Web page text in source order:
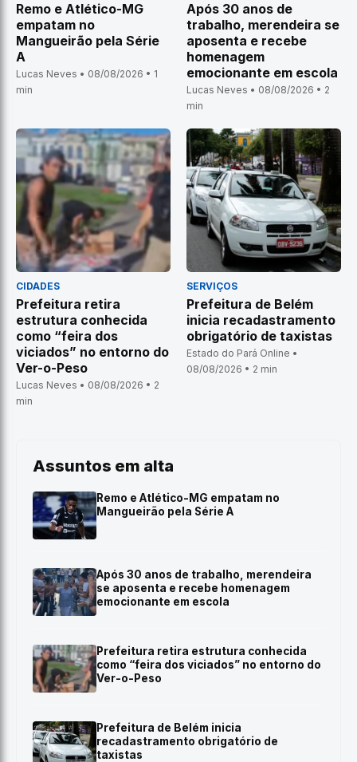
Remo e Atlético-MG
empatam no
Mangueirão pela Série
A
Lucas Neves • 08/08/2026 • 1
min
Após 30 anos de
trabalho, merendeira se
aposenta e recebe
homenagem
emocionante em escola
Lucas Neves • 08/08/2026 • 2
min
CIDADES
Prefeitura retira
estrutura conhecida
como “feira dos
viciados” no entorno do
Ver-o-Peso
Lucas Neves • 08/08/2026 • 2
min
SERVIÇOS
Prefeitura de Belém
inicia recadastramento
obrigatório de taxistas
Estado do Pará Online •
08/08/2026 • 2 min
Assuntos em alta
Remo e Atlético-MG empatam no
Mangueirão pela Série A
Após 30 anos de trabalho, merendeira
se aposenta e recebe homenagem
emocionante em escola
Prefeitura retira estrutura conhecida
como “feira dos viciados” no entorno do
Ver-o-Peso
Prefeitura de Belém inicia
recadastramento obrigatório de
taxistas